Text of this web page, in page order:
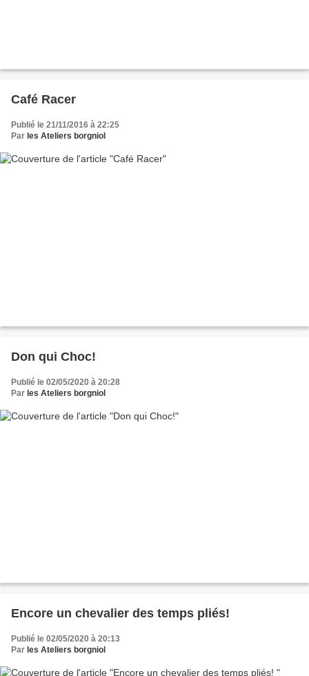
Café Racer
Publié le 21/11/2016 à 22:25
Par les Ateliers borgniol
Don qui Choc!
Publié le 02/05/2020 à 20:28
Par les Ateliers borgniol
Encore un chevalier des temps pliés!
Publié le 02/05/2020 à 20:13
Par les Ateliers borgniol